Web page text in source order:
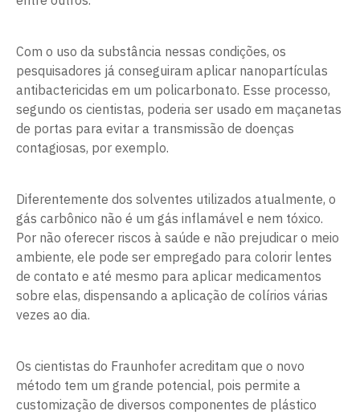
Com o uso da substância nessas condições, os
pesquisadores já conseguiram aplicar nanopartículas
antibactericidas em um policarbonato. Esse processo,
segundo os cientistas, poderia ser usado em maçanetas
de portas para evitar a transmissão de doenças
contagiosas, por exemplo.
Diferentemente dos solventes utilizados atualmente, o
gás carbônico não é um gás inflamável e nem tóxico.
Por não oferecer riscos à saúde e não prejudicar o meio
ambiente, ele pode ser empregado para colorir lentes
de contato e até mesmo para aplicar medicamentos
sobre elas, dispensando a aplicação de colírios várias
vezes ao dia.
Os cientistas do Fraunhofer acreditam que o novo
método tem um grande potencial, pois permite a
customização de diversos componentes de plástico